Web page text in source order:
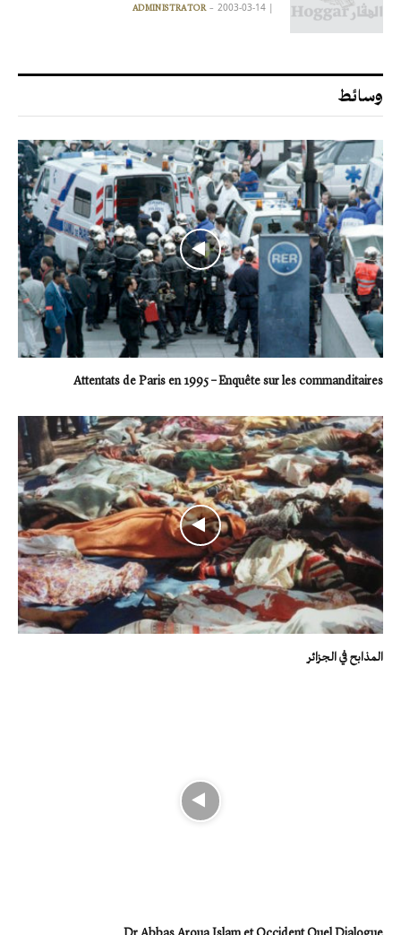
|
ADMINISTRATOR 2003-03-14
وسائط
Attentats de Paris en 1995 – Enquête sur les commanditaires
المذابح في الجزائر